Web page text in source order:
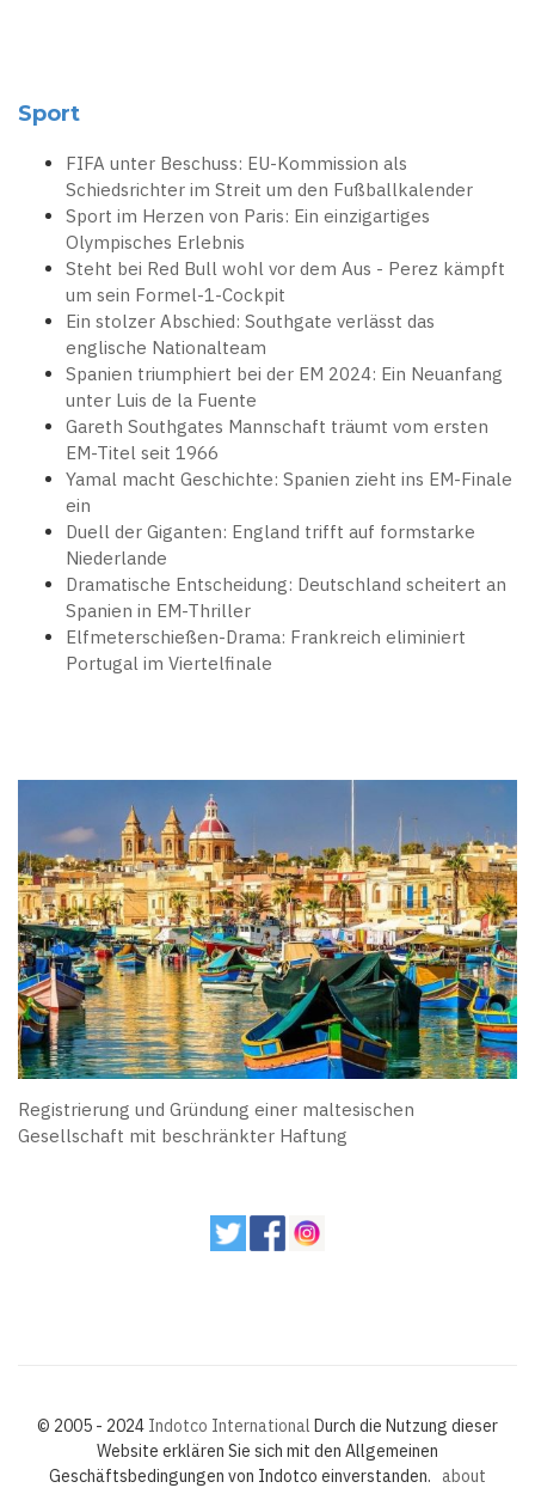
Sport
FIFA unter Beschuss: EU-Kommission als
Schiedsrichter im Streit um den Fußballkalender
Sport im Herzen von Paris: Ein einzigartiges
Olympisches Erlebnis
Steht bei Red Bull wohl vor dem Aus - Perez kämpft
um sein Formel-1-Cockpit
Ein stolzer Abschied: Southgate verlässt das
englische Nationalteam
Spanien triumphiert bei der EM 2024: Ein Neuanfang
unter Luis de la Fuente
Gareth Southgates Mannschaft träumt vom ersten
EM-Titel seit 1966
Yamal macht Geschichte: Spanien zieht ins EM-Finale
ein
Duell der Giganten: England trifft auf formstarke
Niederlande
Dramatische Entscheidung: Deutschland scheitert an
Spanien in EM-Thriller
Elfmeterschießen-Drama: Frankreich eliminiert
Portugal im Viertelfinale
Registrierung und Gründung einer maltesischen
Gesellschaft mit beschränkter Haftung
© 2005 - 2024 Indotco International Durch die Nutzung dieser
Website erklären Sie sich mit den Allgemeinen
Geschäftsbedingungen von Indotco einverstanden. about